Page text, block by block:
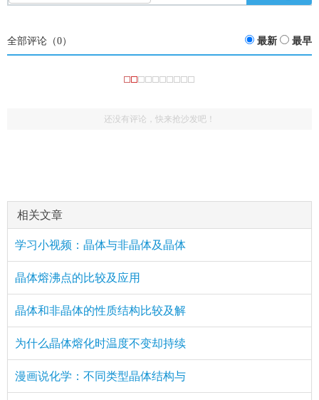
全部评论（0） 最新 最早
还没有评论，快来抢沙发吧！
相关文章
学习小视频：晶体与非晶体及晶体
晶体熔沸点的比较及应用
晶体和非晶体的性质结构比较及解
为什么晶体熔化时温度不变却持续
漫画说化学：不同类型晶体结构与